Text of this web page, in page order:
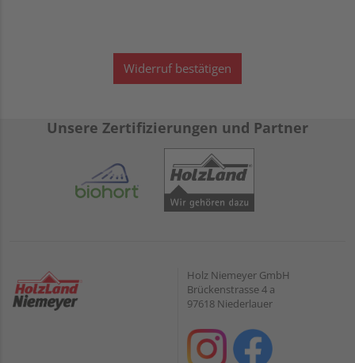
Widerruf bestätigen
Unsere Zertifizierungen und Partner
Holz Niemeyer GmbH
Brückenstrasse 4 a
97618 Niederlauer